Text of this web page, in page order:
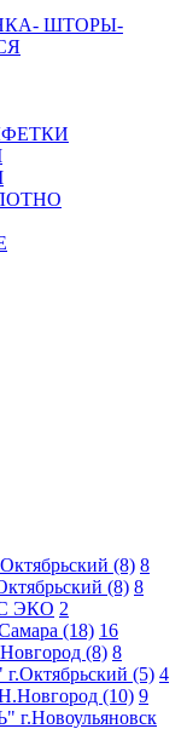
ШТОРЫ-
(8) 8
(8) 8
ЭКО 2
(18) 16
(8) 8
(5) 4
(10) 9